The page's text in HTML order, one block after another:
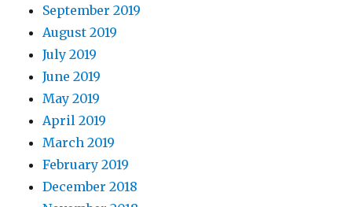
September 2019
August 2019
July 2019
June 2019
May 2019
April 2019
March 2019
February 2019
December 2018